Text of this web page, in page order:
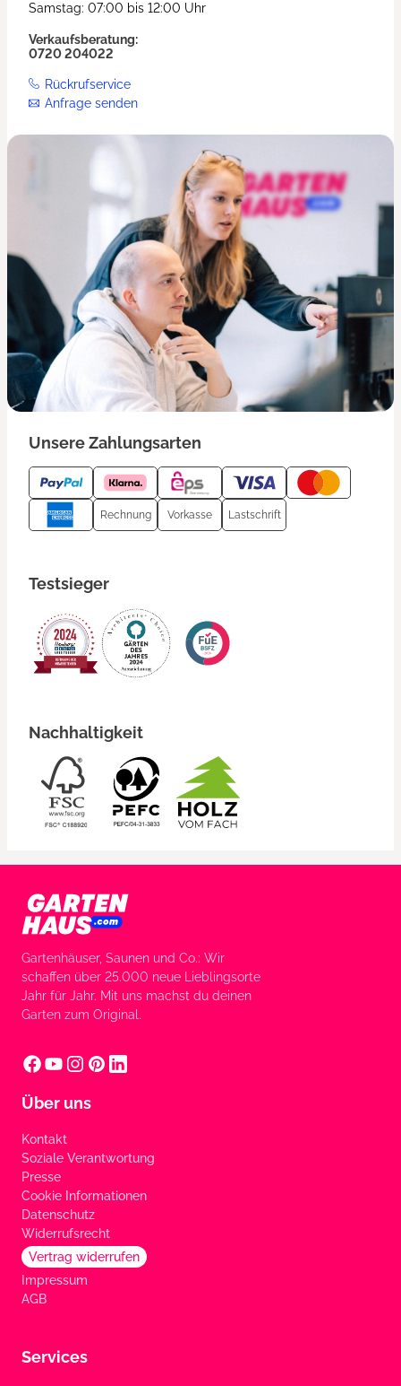
Samstag: 07:00 bis 12:00 Uhr
Verkaufsberatung:
0720 204022
Rückrufservice
Anfrage senden
Unsere Zahlungsarten
Rechnung Vorkasse Lastschrift
Testsieger
Nachhaltigkeit
Gartenhäuser, Saunen und Co.: Wir
schaffen über 25.000 neue Lieblingsorte
Jahr für Jahr. Mit uns machst du deinen
Garten zum Original.
Über uns
Kontakt
Soziale Verantwortung
Presse
Cookie Informationen
Datenschutz
Widerrufsrecht
Vertrag widerrufen
Impressum
AGB
Services